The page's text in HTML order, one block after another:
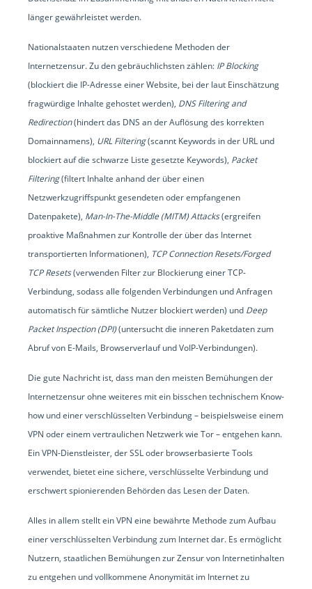
länger gewährleistet werden.
Nationalstaaten nutzen verschiedene Methoden der
Internetzensur. Zu den gebräuchlichsten zählen: IP Blocking
(blockiert die IP-Adresse einer Website, bei der laut Einschätzung
fragwürdige Inhalte gehostet werden), DNS Filtering and
Redirection(hindert das DNS an der Auflösung des korrekten
Domainnamens), URL Filtering(scannt Keywords in der URL und
blockiert auf die schwarze Liste gesetzte Keywords), Packet
Filtering(filtert Inhalte anhand der über einen
Netzwerkzugriffspunkt gesendeten oder empfangenen
Datenpakete), Man-In-The-Middle (MITM) Attacks(ergreifen
proaktive Maßnahmen zur Kontrolle der über das Internet
transportierten Informationen), TCP Connection Resets/Forged
TCP Resets(verwenden Filter zur Blockierung einer TCP-
Verbindung, sodass alle folgenden Verbindungen und Anfragen
automatisch für sämtliche Nutzer blockiert werden) und Deep
Packet Inspection (DPI)(untersucht die inneren Paketdaten zum
Abruf von E-Mails, Browserverlauf und VoIP-Verbindungen).
Die gute Nachricht ist, dass man den meisten Bemühungen der
Internetzensur ohne weiteres mit ein bisschen technischem Know-
how und einer verschlüsselten Verbindung – beispielsweise einem
VPN oder einem vertraulichen Netzwerk wie Tor – entgehen kann.
Ein VPN-Dienstleister, der SSL oder browserbasierte Tools
verwendet, bietet eine sichere, verschlüsselte Verbindung und
erschwert spionierenden Behörden das Lesen der Daten.
Alles in allem stellt ein VPN eine bewährte Methode zum Aufbau
einer verschlüsselten Verbindung zum Internet dar. Es ermöglicht
Nutzern, staatlichen Bemühungen zur Zensur von Internetinhalten
zu entgehen und vollkommene Anonymität im Internet zu